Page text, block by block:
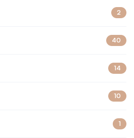
2
40
14
10
1